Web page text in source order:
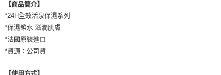
【商品簡介】
*24H全效活泉保濕系列
*保濕鎖水 滋潤肌膚
*法國原裝進口
*貨源：公司貨
【使用方式】